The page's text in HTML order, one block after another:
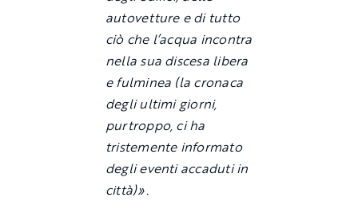
autovetture e di tutto
ciò che l’acqua incontra
nella sua discesa libera
e fulminea (la cronaca
degli ultimi giorni,
purtroppo, ci ha
tristemente informato
degli eventi accaduti in
città)».